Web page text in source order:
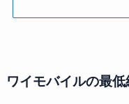
ワイモバイルの最